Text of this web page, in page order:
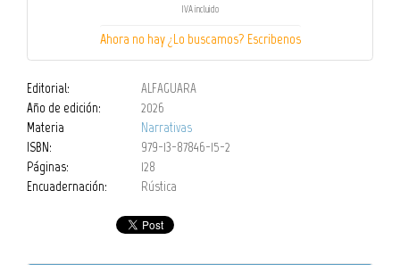
IVA incluido
Ahora no hay ¿Lo buscamos? Escribenos
Editorial:
ALFAGUARA
Año de edición:
2026
Materia
Narrativas
ISBN:
979-13-87846-15-2
Páginas:
128
Encuadernación:
Rústica